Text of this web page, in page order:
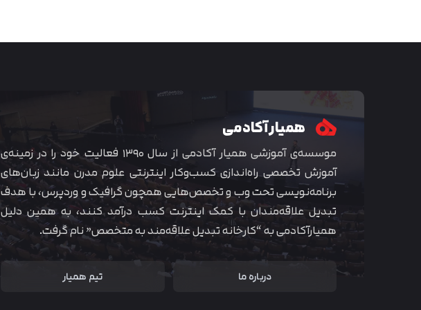
همیار آکادمی
موسسه‌ی آموزشی همیار آکادمی از سال ۱۳۹۰ فعالیت خود را در زمینه‌ی
آموزش تخصصی راه‌اندازی کسب‌و‌کار اینترنتی علوم مدرن مانند زبان‌های
برنامه‌نویسی تحت وب و تخصص‌هایی همچون گرافیک و وردپرس، با هدف
تبدیل علاقه‌مندان با کمک اینترنت کسب درآمد کنند، به همین دلیل
همیارآکادمی به “کارخانه تبدیل علاقه‌مند به متخصص” نام گرفت.
درباره ما تیم همیار